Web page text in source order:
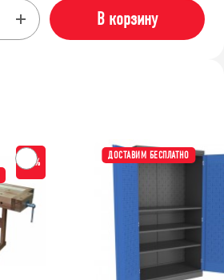
В корзину
-15%
ДОСТАВИМ БЕСПЛАТНО